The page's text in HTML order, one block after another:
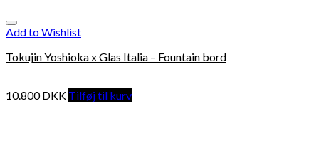
Add to Wishlist
Tokujin Yoshioka x Glas Italia – Fountain bord
10.800DKK Tilføj til kurv